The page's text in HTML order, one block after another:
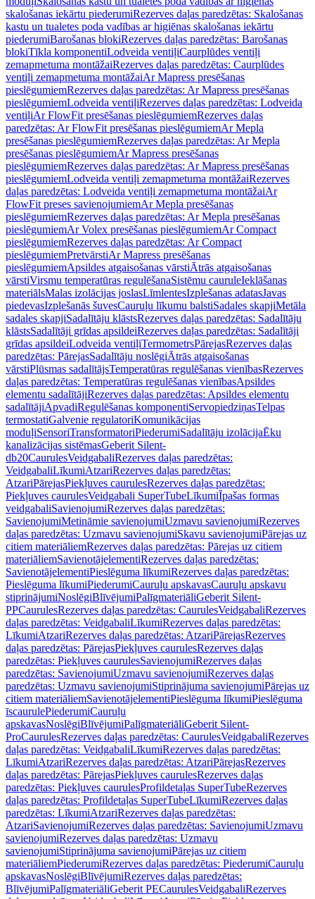
skalošanas iekārtu piederumiRezerves daļas paredzētas: Skalošanas
kastu un tualetes poda vadības ar higiēnas skalošanas iekārtu
piederumiBarošanas blokiRezerves daļas paredzētas: Barošanas
blokiTīkla komponentiLodveida ventiļiCaurplūdes ventiļi
zemapmetuma montāžaiRezerves daļas paredzētas: Caurplūdes
ventiļi zemapmetuma montāžaiAr Mapress presēšanas
pieslēgumiemRezerves daļas paredzētas: Ar Mapress presēšanas
pieslēgumiemLodveida ventiļiRezerves daļas paredzētas: Lodveida
ventiļiAr FlowFit presēšanas pieslēgumiemRezerves daļas
paredzētas: Ar FlowFit presēšanas pieslēgumiemAr Mepla
presēšanas pieslēgumiemRezerves daļas paredzētas: Ar Mepla
presēšanas pieslēgumiemAr Mapress presēšanas
pieslēgumiemRezerves daļas paredzētas: Ar Mapress presēšanas
pieslēgumiemLodveida ventiļi zemapmetuma montāžaiRezerves
daļas paredzētas: Lodveida ventiļi zemapmetuma montāžaiAr
FlowFit preses savienojumiemAr Mepla presēšanas
pieslēgumiemRezerves daļas paredzētas: Ar Mepla presēšanas
pieslēgumiemAr Volex presēšanas pieslēgumiemAr Compact
pieslēgumiemRezerves daļas paredzētas: Ar Compact
pieslēgumiemPretvārstiAr Mapress presēšanas
pieslēgumiemApsildes atgaisošanas vārstiĀtrās atgaisošanas
vārstiVirsmu temperatūras regulēšanaSistēmu cauruleIeklāšanas
materiālsMalas izolācijas joslasLīmlentesIzplešanas adatasJavas
piedevasIzplešanās šuvesCauruļu līkumu balstiSadales skapjiMetāla
sadales skapjiSadalītāju klāstsRezerves daļas paredzētas: Sadalītāju
klāstsSadalītāji grīdas apsildeiRezerves daļas paredzētas: Sadalītāji
grīdas apsildeiLodveida ventiļiTermometrsPārejasRezerves daļas
paredzētas: PārejasSadalītāju noslēgiĀtrās atgaisošanas
vārstiPlūsmas sadalītājsTemperatūras regulēšanas vienībasRezerves
daļas paredzētas: Temperatūras regulēšanas vienībasApsildes
elementu sadalītājiRezerves daļas paredzētas: Apsildes elementu
sadalītājiApvadiRegulēšanas komponentiServopiedziņasTelpas
termostatiGalvenie regulatoriKomunikācijas
moduļiSensoriTransformatoriPiederumiSadalītāju izolācijaĒku
kanalizācijas sistēmasGeberit Silent-
db20CaurulesVeidgabaliRezerves daļas paredzētas:
VeidgabaliLīkumiAtzariRezerves daļas paredzētas:
AtzariPārejasPiekļuves caurulesRezerves daļas paredzētas:
Piekļuves caurulesVeidgabali SuperTubeLīkumiĪpašas formas
veidgabaliSavienojumiRezerves daļas paredzētas:
SavienojumiMetināmie savienojumiUzmavu savienojumiRezerves
daļas paredzētas: Uzmavu savienojumiSkavu savienojumiPārejas uz
citiem materiāliemRezerves daļas paredzētas: Pārejas uz citiem
materiāliemSavienotājelementiRezerves daļas paredzētas:
SavienotājelementiPieslēguma līkumiRezerves daļas paredzētas:
Pieslēguma līkumiPiederumiCauruļu apskavasCauruļu apskavu
stiprinājumiNoslēgiBlīvējumiPalīgmateriāliGeberit Silent-
PPCaurulesRezerves daļas paredzētas: CaurulesVeidgabaliRezerves
daļas paredzētas: VeidgabaliLīkumiRezerves daļas paredzētas:
LīkumiAtzariRezerves daļas paredzētas: AtzariPārejasRezerves
daļas paredzētas: PārejasPiekļuves caurulesRezerves daļas
paredzētas: Piekļuves caurulesSavienojumiRezerves daļas
paredzētas: SavienojumiUzmavu savienojumiRezerves daļas
paredzētas: Uzmavu savienojumiStiprinājuma savienojumiPārejas uz
citiem materiāliemSavienotājelementiPieslēguma līkumiPieslēguma
īscaurulePiederumiCauruļu
apskavasNoslēgiBlīvējumiPalīgmateriāliGeberit Silent-
ProCaurulesRezerves daļas paredzētas: CaurulesVeidgabaliRezerves
daļas paredzētas: VeidgabaliLīkumiRezerves daļas paredzētas:
LīkumiAtzariRezerves daļas paredzētas: AtzariPārejasRezerves
daļas paredzētas: PārejasPiekļuves caurulesRezerves daļas
paredzētas: Piekļuves caurulesProfildetaļas SuperTubeRezerves
daļas paredzētas: Profildetaļas SuperTubeLīkumiRezerves daļas
paredzētas: LīkumiAtzariRezerves daļas paredzētas:
AtzariSavienojumiRezerves daļas paredzētas: SavienojumiUzmavu
savienojumiRezerves daļas paredzētas: Uzmavu
savienojumiStiprinājuma savienojumiPārejas uz citiem
materiāliemPiederumiRezerves daļas paredzētas: PiederumiCauruļu
apskavasNoslēgiBlīvējumiRezerves daļas paredzētas:
BlīvējumiPalīgmateriāliGeberit PECaurulesVeidgabaliRezerves